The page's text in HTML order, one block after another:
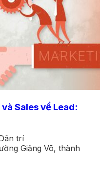
Sales về Lead:
trí
Giảng Võ, thành